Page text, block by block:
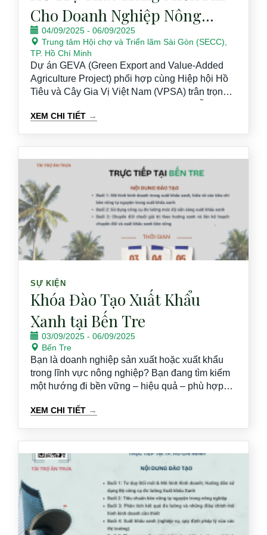
Cho Doanh Nghiệp Nông
Nghiệp tại Việt Nam
INTERNATIONAL SOURCING
EXPO 2025
04/09/2025 - 06/09/2025
Trung tâm Hội chợ và Triển lãm Sài Gòn (SECC),
TP. Hồ Chí Minh
Dự án GEVA (Green Export and Value-Added
Agriculture Project) phối hợp cùng Hiệp hội Hồ
Tiêu và Cây Gia Vị Việt Nam (VPSA) trân trọng
doanh nghiệp nông nghiệp Việt Nam tham gia
(SECC), TP. Hồ Chí Minh từ ngày 04 –
06/9/2025.
XEM CHI TIẾT →
SỰ KIỆN
Khóa Đào Tạo Xuất Khẩu
Xanh tại Bến Tre
03/09/2025 - 06/09/2025
Bến Tre
Bạn là doanh nghiệp sản xuất hoặc xuất khẩu
trong lĩnh vực nông nghiệp? Bạn đang tìm kiếm
một hướng đi bền vững – hiệu quả – phù hợp
trường khó tính như EU, Mỹ, Nhật Bản? Khóa
miễn phí và thực tiễn giúp doanh nghiệp của bạn
hiểu rõ – hành động đúng – thay đổi bền vững
XEM CHI TIẾT →